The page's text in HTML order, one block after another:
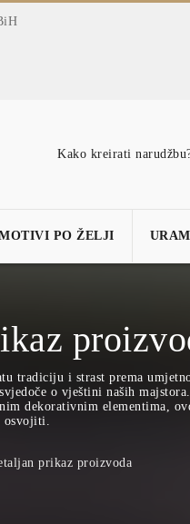
Kako kreirati
PO ŽELJI
tradiciju i strast prema
o vještini naših
dekorativnim elementima,
osvojiti.
prikaz proizvoda